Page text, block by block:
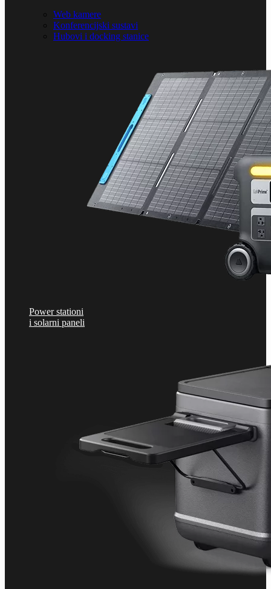
Web kamere
Konferencijski sustavi
Hubovi i docking stanice
Power stationi
i solarni paneli